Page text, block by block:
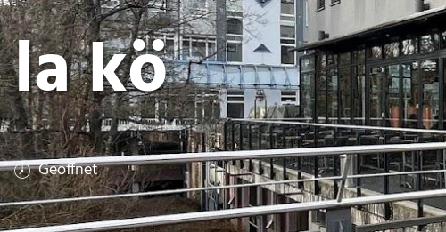
la kö
Geöffnet